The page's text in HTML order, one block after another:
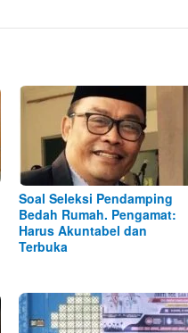
Soal Seleksi Pendamping
Bedah Rumah. Pengamat:
Harus Akuntabel dan
Terbuka